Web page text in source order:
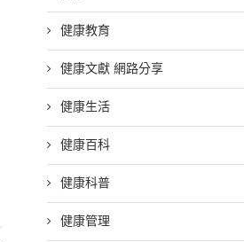
健康教育
健康文獻 網路分享
健康生活
健康百科
健康科普
健康管理